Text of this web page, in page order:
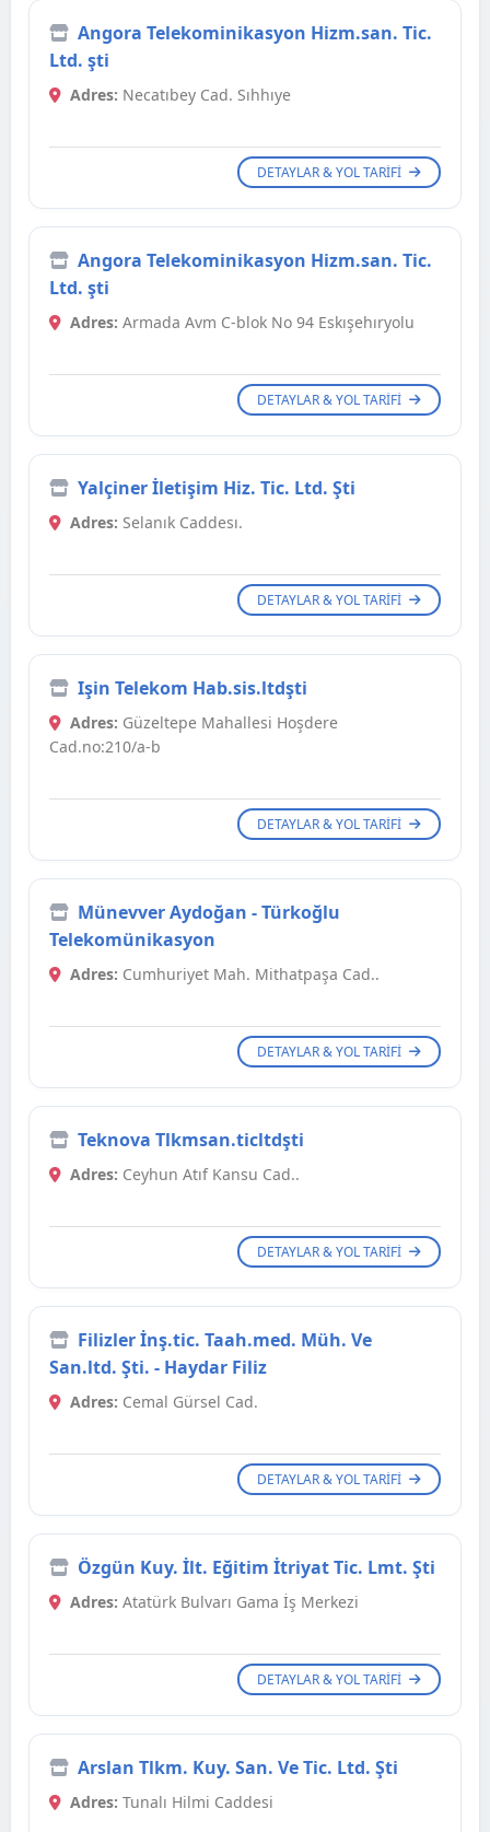
Angora Telekominikasyon Hizm.san. Tic.
Ltd. şti
Adres: Necatıbey Cad. Sıhhıye
DETAYLAR & YOL TARIFI
Angora Telekominikasyon Hizm.san. Tic.
Ltd. şti
Adres: Armada Avm C-blok No 94 Eskışehıryolu
DETAYLAR & YOL TARIFI
Yalçiner İletişim Hiz. Tic. Ltd. Şti
Adres: Selanık Caddesı.
DETAYLAR & YOL TARIFI
Işin Telekom Hab.sis.ltdşti
Adres: Güzeltepe Mahallesi Hoşdere
Cad.no:210/a-b
DETAYLAR & YOL TARIFI
Münevver Aydoğan - Türkoğlu
Telekomünikasyon
Adres: Cumhuriyet Mah. Mithatpaşa Cad..
DETAYLAR & YOL TARIFI
Teknova Tlkmsan.ticltdşti
Adres: Ceyhun Atıf Kansu Cad..
DETAYLAR & YOL TARIFI
Filizler İnş.tic. Taah.med. Müh. Ve
San.ltd. Şti. - Haydar Filiz
Adres: Cemal Gürsel Cad.
DETAYLAR & YOL TARIFI
Özgün Kuy. İlt. Eğitim İtriyat Tic. Lmt. Şti
Adres: Atatürk Bulvarı Gama İş Merkezi
DETAYLAR & YOL TARIFI
Arslan Tlkm. Kuy. San. Ve Tic. Ltd. Şti
Adres: Tunalı Hilmi Caddesi